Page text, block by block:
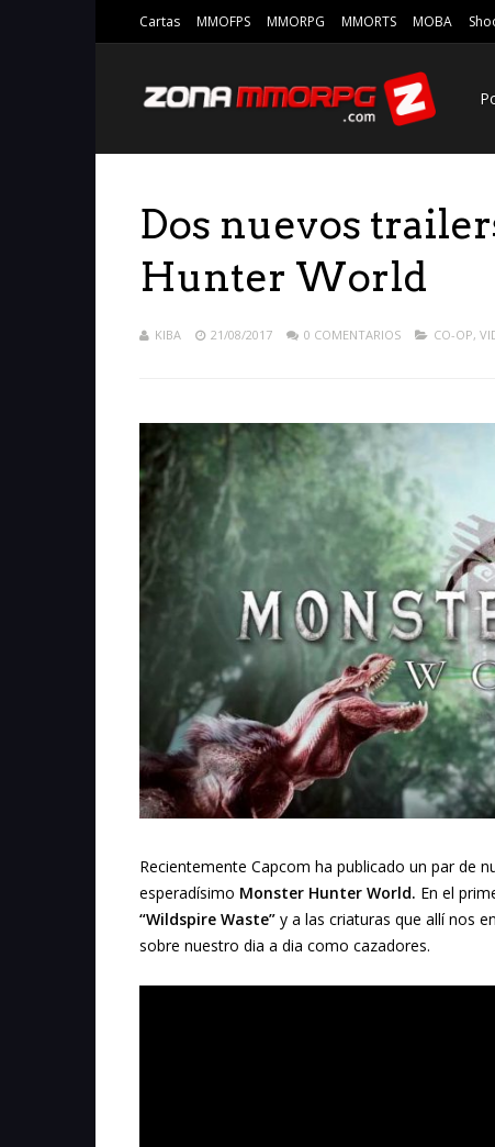
Cartas MMOFPS MMORPG MMORTS MOBA
Dos nuevos
Hunter World
KIBA 21/08/2017 0 COMENTARIOS CO-OP,
Recientemente Capcom ha publicado un par de
esperadísimo Monster Hunter World. En el
“Wildspire Waste” y a las criaturas que allí nos
sobre nuestro dia a dia como cazadores.